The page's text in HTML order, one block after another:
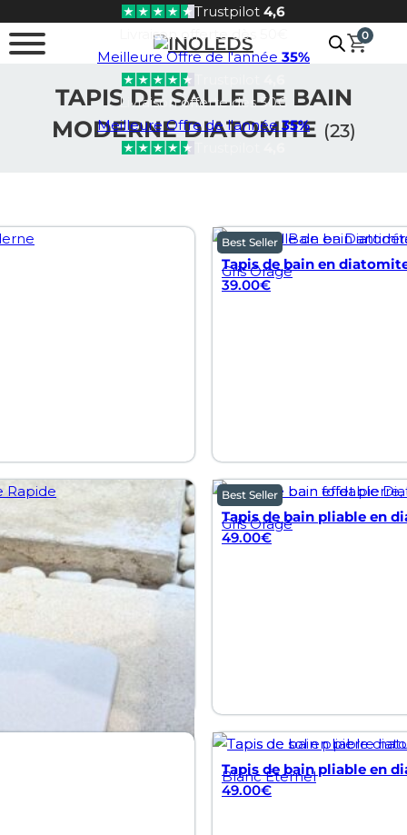
Passer au contenu principal
Passer au pied de page Trustpilot 4,6
Livraison offerte dès 50€
Meilleure Offre de l'année 35%
Livraison offerte dès 50€
Meilleure Offre de l'année35%
0
TAPIS DE SALLE DE BAIN
MODERNE DIATOMITE (23)
Best Seller
Tapis de bain en
Gris Orage
39.00€
Best Seller
Tapis de bain pliable en
Gris Orage
49.00€
Tapis de bain pliable en
Blanc Éternel
49.00€